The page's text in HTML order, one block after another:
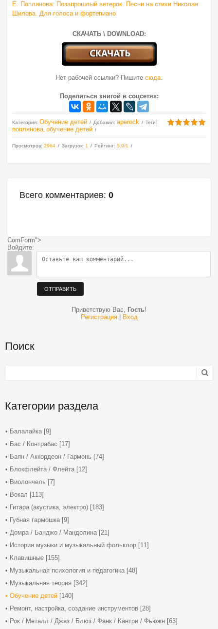
Е. Поплянова. Позапрошлый ветерок. Песни на стихи Николая
Шилова. Для голоса и фортепиано
СКАЧАТЬ \ DOWNLOAD:
Нет рабочей ссылки? Пишите сюда.
Поделиться книгой в соцсетях:
Категория: Обучение детей Добавил: aperock Теги:
поплянова обучение детей
Просмотров: 2964 Загрузок: 1 Рейтинг: 5.0/1
Всего комментариев: 0
ComForm">
Войдите:
ОТПРАВИТЬ
Приветствую Вас, Гость!
Регистрация| Вход
Поиск
Категории раздела
Балалайка [9]
Бас / Контрабас [17]
Баян / Аккордеон / Гармонь [74]
Блокфлейта / Флейта [12]
Виолончель [7]
Вокал [113]
Гитара (акустика, электро) [183]
Губная гармошка [9]
Домра / Банджо / Мандолина [21]
История музыки и музыкальный фольклор [11]
Клавишные [155]
Музыкальная психология и педагогика [48]
Музыкальная теория [342]
Обучение детей [140]
Ремонт, настройка, создание инструментов [28]
Рок / Металл / Джаз / Блюз / Фанк / Кантри / Фьюжн [63]